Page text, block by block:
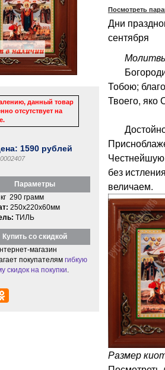
данный товар
отсутствует на
1590 рублей
Параметры
290 грамм
250x220x60мм
ТИЛЬ
Купить со скидкой
магазин
покупателям гибкую
скидок на покупки
Посмотреть
Дни
сентября
Тобою;
Твоего, яко
Достойно
без
величаем.
Размер